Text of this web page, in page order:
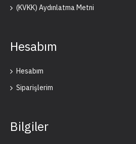
(KVKK) Aydınlatma Metni
Hesabım
Hesabım
Siparişlerim
Bilgiler